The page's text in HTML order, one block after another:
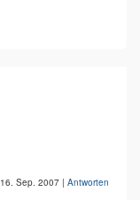
16. Sep. 2007 | Antworten